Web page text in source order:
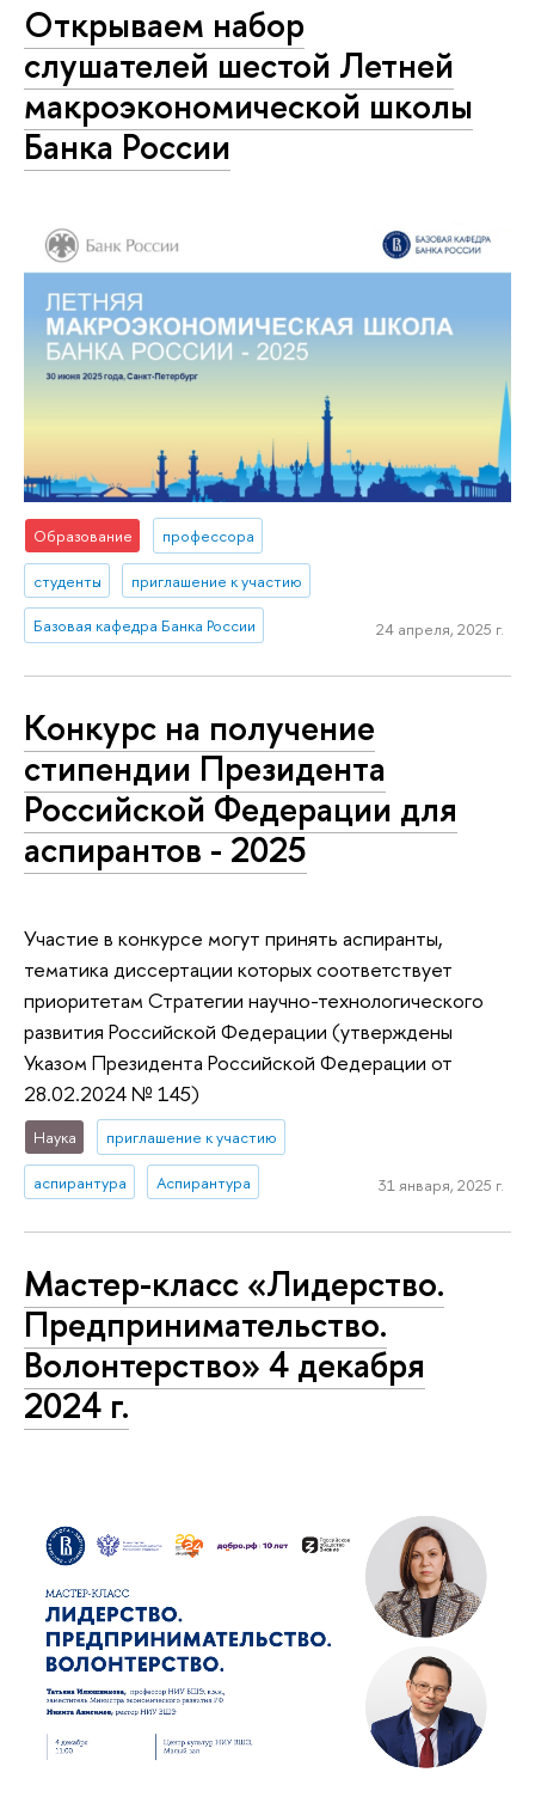
Открываем набор
слушателей шестой Летней
макроэкономической школы
Банка России
Образование профессора
студенты приглашение к участию
Базовая кафедра Банка России 24 апреля, 2025 г.
Конкурс на получение
стипендии Президента
Российской Федерации для
аспирантов - 2025
Участие в конкурсе могут принять аспиранты,
тематика диссертации которых соответствует
приоритетам Стратегии научно-технологического
развития Российской Федерации (утверждены
Указом Президента Российской Федерации от
28.02.2024 № 145)
Наука приглашение к участию
аспирантура Аспирантура 31 января, 2025 г.
Мастер-класс «Лидерство.
Предпринимательство.
Волонтерство» 4 декабря
2024 г.